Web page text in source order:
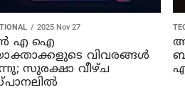
2025 Nov 27
എ ഐ
വിവരങ്ങൾ
സുരക്ഷാ വീഴ്ച